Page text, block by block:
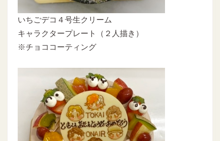
いちごデコ４号生クリーム
キャラクタープレート（２人描き）
※チョココーティング